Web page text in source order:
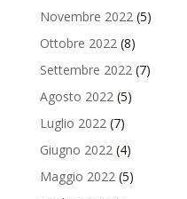
Novembre 2022(5)
Ottobre 2022(8)
Settembre 2022(7)
Agosto 2022(5)
Luglio 2022(7)
Giugno 2022(4)
Maggio 2022(5)